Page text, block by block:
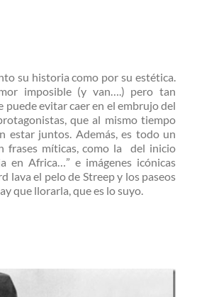
su historia como por su estética.
imposible (y van….) pero tan
puede evitar caer en el embrujo del
que al mismo tiempo
estar juntos. Además, es todo un
frases míticas, como la del inicio
en Africa…” e imágenes icónicas
lava el pelo de Streep y los paseos
que llorarla, que es lo suyo.